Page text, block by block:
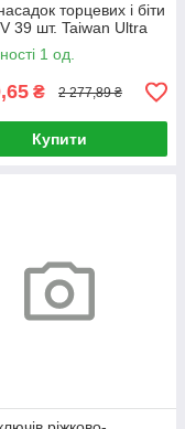
торцевих і біти
39 шт. Taiwan Ultra
1 од.
₴ 2 277,89 ₴
Купити